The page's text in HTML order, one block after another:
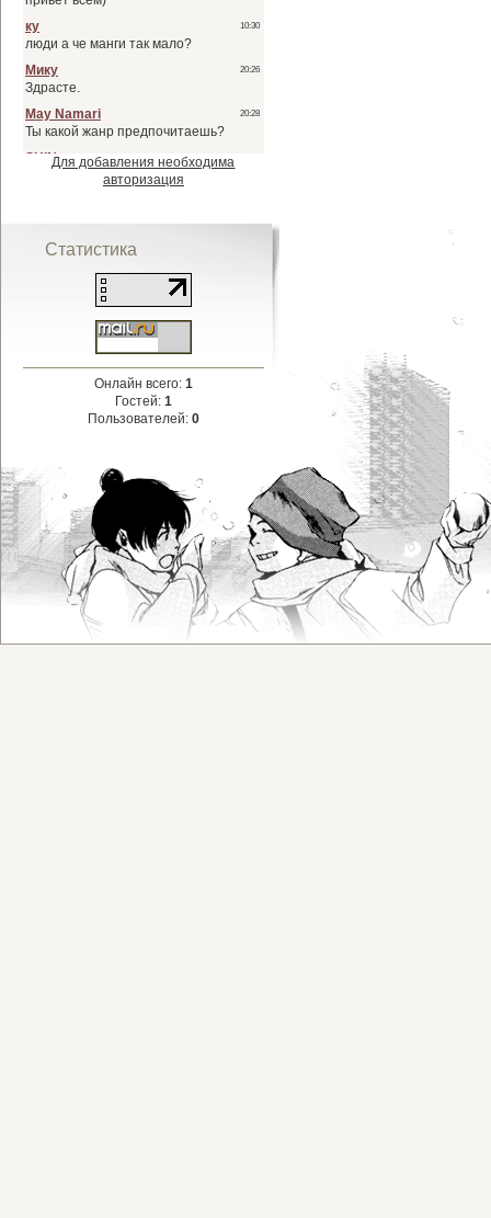
Для добавления необходима
авторизация
Статистика
Онлайн всего: 1
Гостей: 1
Пользователей: 0